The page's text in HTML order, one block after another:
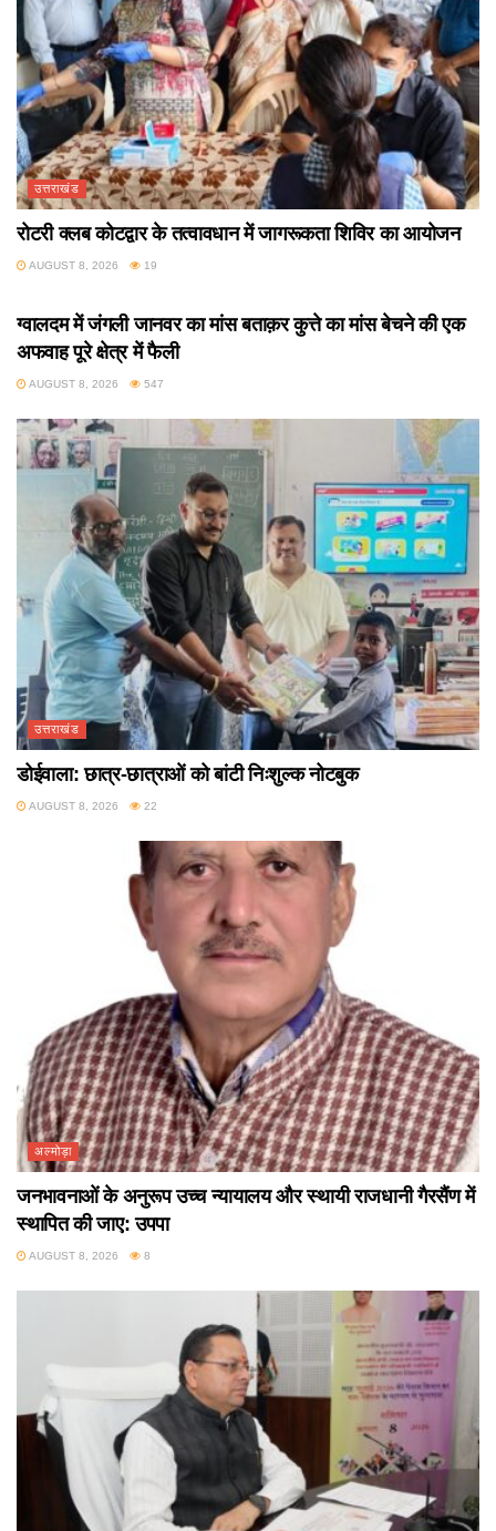
उत्तराखंड
रोटरी क्लब कोटद्वार के तत्वावधान में जागरूकता शिविर का आयोजन
AUGUST 8, 2026 19
ग्वालदम में जंगली जानवर का मांस बताक़र कुत्ते का मांस बेचने की एक
अफवाह पूरे क्षेत्र में फैली
AUGUST 8, 2026 547
उत्तराखंड
डोईवाला: छात्र-छात्राओं को बांटी निःशुल्क नोटबुक
AUGUST 8, 2026 22
अल्मोड़ा
जनभावनाओं के अनुरूप उच्च न्यायालय और स्थायी राजधानी गैरसैंण में
स्थापित की जाए: उपपा
AUGUST 8, 2026 8